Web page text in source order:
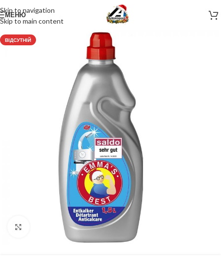
Skip to navigation
Skip to main content
МЕНЮ
ВІДСУТНІЙ
Клацніть, щоб збільшити